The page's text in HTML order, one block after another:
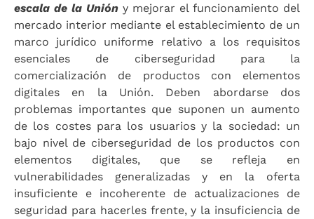
escala de la Unión y mejorar el funcionamiento del
mercado interior mediante el establecimiento de un
marco jurídico uniforme relativo a los requisitos
esenciales de ciberseguridad para la
comercialización de productos con elementos
digitales en la Unión. Deben abordarse dos
problemas importantes que suponen un aumento
de los costes para los usuarios y la sociedad: un
bajo nivel de ciberseguridad de los productos con
elementos digitales, que se refleja en
vulnerabilidades generalizadas y en la oferta
insuficiente e incoherente de actualizaciones de
seguridad para hacerles frente, y la insuficiencia de